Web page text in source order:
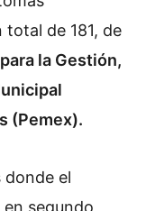
de 181, de
la Gestión,
(Pemex).
donde el
segundo